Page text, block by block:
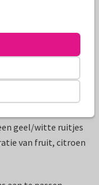
geel/witte ruitjes
van fruit, citroen